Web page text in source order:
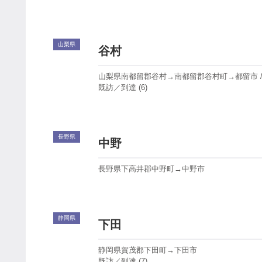
山梨県
谷村
山梨県南都留郡谷村→南都留郡谷村町→都留市
既訪／到達 (6)
長野県
中野
長野県下高井郡中野町→中野市
静岡県
下田
静岡県賀茂郡下田町→下田市